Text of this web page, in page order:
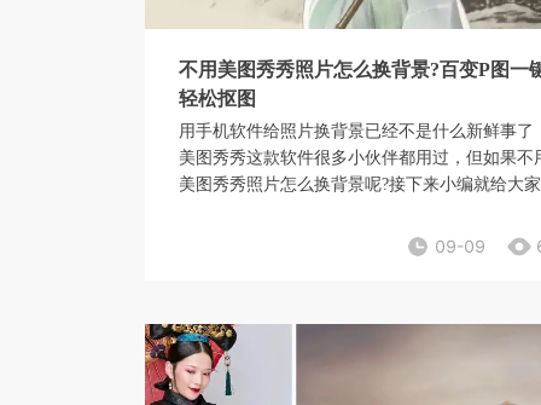
不用美图秀秀照片怎么换背景?百变P图一
轻松抠图
用手机软件给照片换背景已经不是什么新鲜事了
美图秀秀这款软件很多小伙伴都用过，但如果不
美图秀秀照片怎么换背景呢?接下来小编就给大
09-09